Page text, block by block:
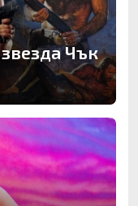
Чък